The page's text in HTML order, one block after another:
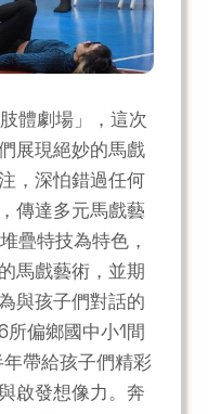
體劇場」，這次
展現絕妙的馬戲
，深怕錯過任何
傳達多元馬戲藝
疊特技為特色，
馬戲藝術，並期
與孩子們對話的
所偏鄉國中小1間
帶給孩子們精彩
啟發想像力。奔